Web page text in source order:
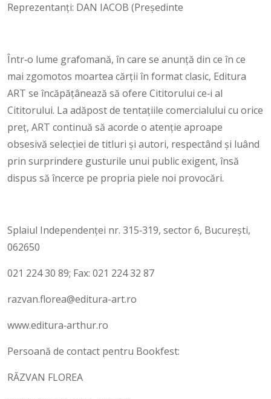
Reprezentanți: DAN IACOB (Președinte
Într‑o lume grafomană, în care se anunță din ce în ce
mai zgomotos moartea cărții în format clasic, Editura
ART se încăpățânează să ofere Cititorului ce‑i al
Cititorului. La adăpost de tentațiile comercialului cu orice
preț, ART continuă să acorde o atenție aproape
obsesivă selecției de titluri și autori, respectând și luând
prin surprindere gusturile unui public exigent, însă
dispus să încerce pe propria piele noi provocări.
Splaiul Independenței nr. 315‑319, sector 6, București,
062650
021 224 30 89; Fax: 021 224 32 87
razvan.florea@editura-art.ro
www.editura‑arthur.ro
Persoană de contact pentru Bookfest:
RĂZVAN FLOREA